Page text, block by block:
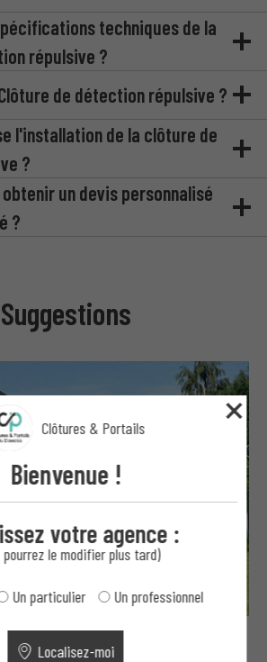
techniques de la
répulsive ?
de détection répulsive ?
l'installation de la clôture de
?
un devis personnalisé
?
Suggestions
et fils ronce
Clôtures & Portails
Bienvenue !
votre agence :
pourrez le modifier plus tard)
Un particulier Un professionnel
Localisez-moi